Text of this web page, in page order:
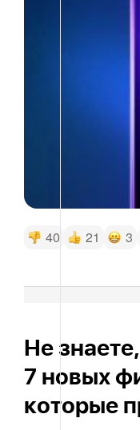
40 21 3
Не
7 новых
которые